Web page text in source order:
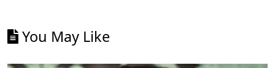
You May Like